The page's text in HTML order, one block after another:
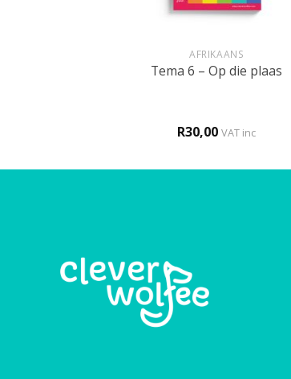
AFRIKAANS
Tema 6 – Op die plaas
R30,00 VAT inc